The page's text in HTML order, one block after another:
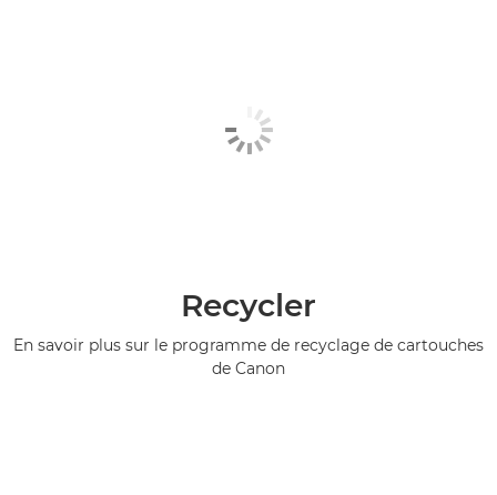
Recycler
En savoir plus sur le programme de recyclage de cartouches
de Canon